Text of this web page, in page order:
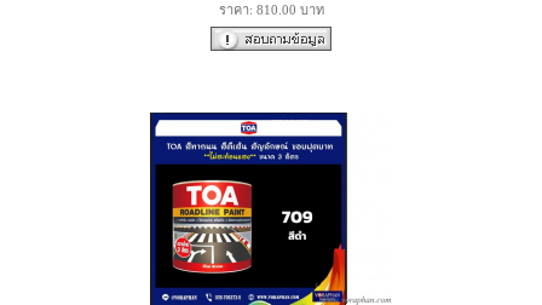
ราคา: 810.00 บาท